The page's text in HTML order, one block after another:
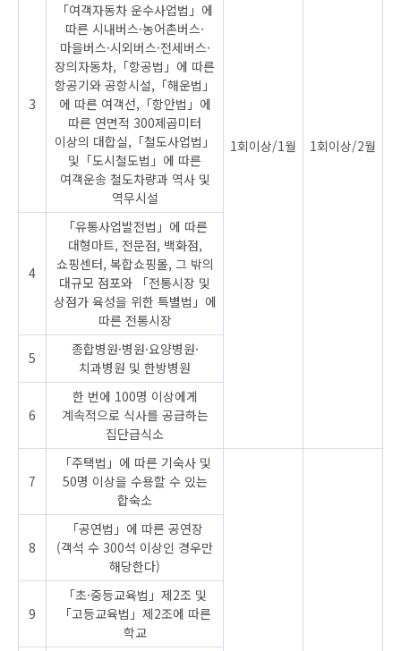
1회이상/1월 1회이상/2월
3
「여객자동차 운수사업법」에
따른 시내버스·농어촌버스·
마을버스·시외버스·전세버스·
장의자동차,「항공법」에 따른
항공기와 공항시설,「해운법」
에 따른 여객선,「항안법」에
따른 연면적 300제곱미터
이상의 대합실,「철도사업법」
및「도시철도법」에 따른
여객운송 철도차량과 역사 및
역무시설
4
「유통사업발전법」에 따른
대형마트, 전문점, 백화점,
쇼핑센터, 복합쇼핑몰, 그 밖의
대규모 점포와 「전통시장 및
상점가 육성을 위한 특별법」에
따른 전통시장
5
종합병원·병원·요양병원·
치과병원 및 한방병원
6
한 번에 100명 이상에게
계속적으로 식사를 공급하는
집단급식소
7
「주택법」에 따른 기숙사 및
50명 이상을 수용할 수 있는
합숙소
8
「공연법」에 따른 공연장
(객석 수 300석 이상인 경우만
해당한다)
9
「초·중등교육법」제2조 및
「고등교육법」제2조에 따른
학교